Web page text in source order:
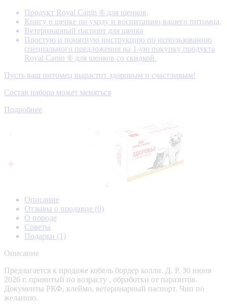
Продукт Royal Canin ® для щенков,
Книгу о щенке по уходу и воспитанию вашего питомца,
Ветеринарный паспорт для щенка
Простую и понятную инструкцию по использованию
специального предложения на 1-ую покупку продукта
Royal Canin ® для щенков со скидкой.
Пусть ваш питомец вырастит здоровым и счастливым!
Состав набора может меняться
Подробнее
Описание
Отзывы о продавце (0)
О породе
Советы
Подарки (1)
Описание
Предлагается к продаже кобель бордер колли. Д. Р. 30 июня
2026 г. привитый по возрасту , обработки от паразитов.
Документы РКФ, клеймо, ветеринарный паспорт. Чип по
желанию.